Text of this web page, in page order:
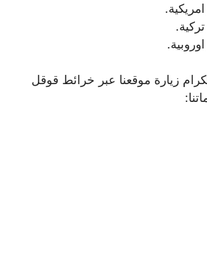
زيارة موقعنا عبر خرائط قوقل